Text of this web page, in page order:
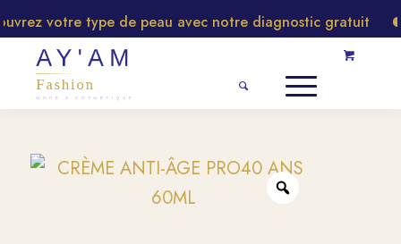
votre type de peau avec notre diagnostic gratuit